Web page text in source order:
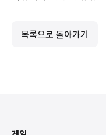
목록으로 돌아가기